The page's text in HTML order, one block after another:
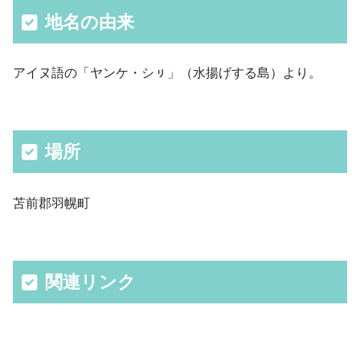
地名の由来
アイヌ語の「ヤンケ・シㇼ」（水揚げする島）より。
場所
苫前郡羽幌町
関連リンク